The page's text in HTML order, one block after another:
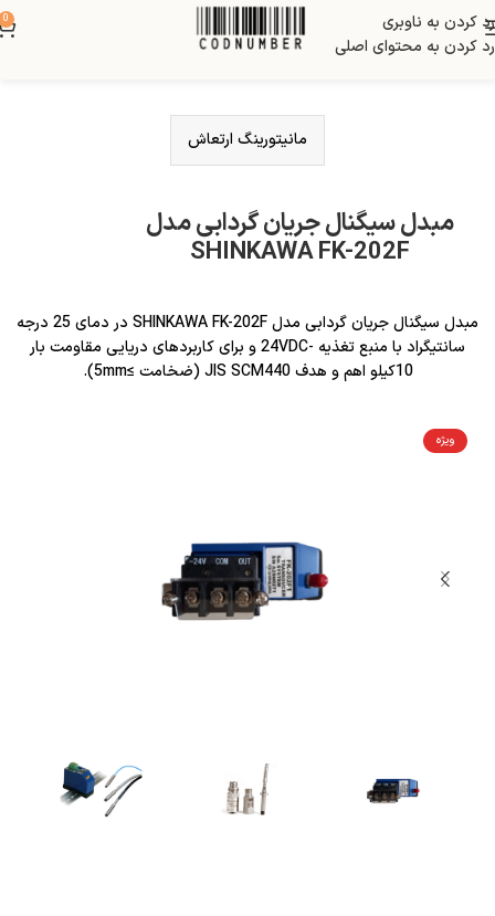
رد کردن به ناوبری
رد کردن به محتوای اصلی
0
مانیتورینگ ارتعاش
مبدل سیگنال جریان گردابی مدل
SHINKAWA FK-202F
مبدل سیگنال جریان گردابی مدل SHINKAWA FK-202F در دمای 25 درجه
سانتیگراد با منبع تغذیه -24VDC و برای کاربردهای دریایی مقاومت بار
10کیلو اهم و هدف JIS SCM440 (ضخامت ≥5mm).
ویژه